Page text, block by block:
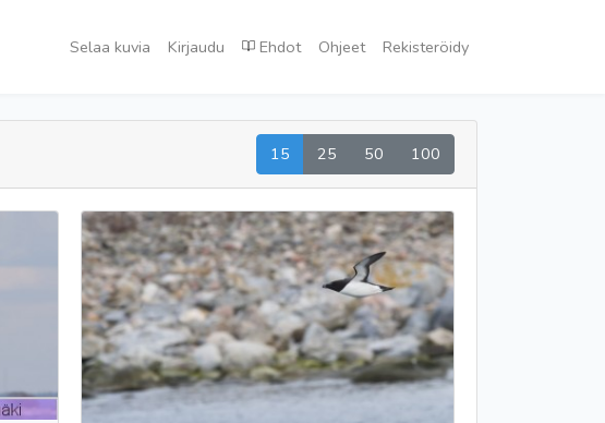
Selaa kuvia Kirjaudu Ehdot Ohjeet Rekisteröidy
15 25 50 100